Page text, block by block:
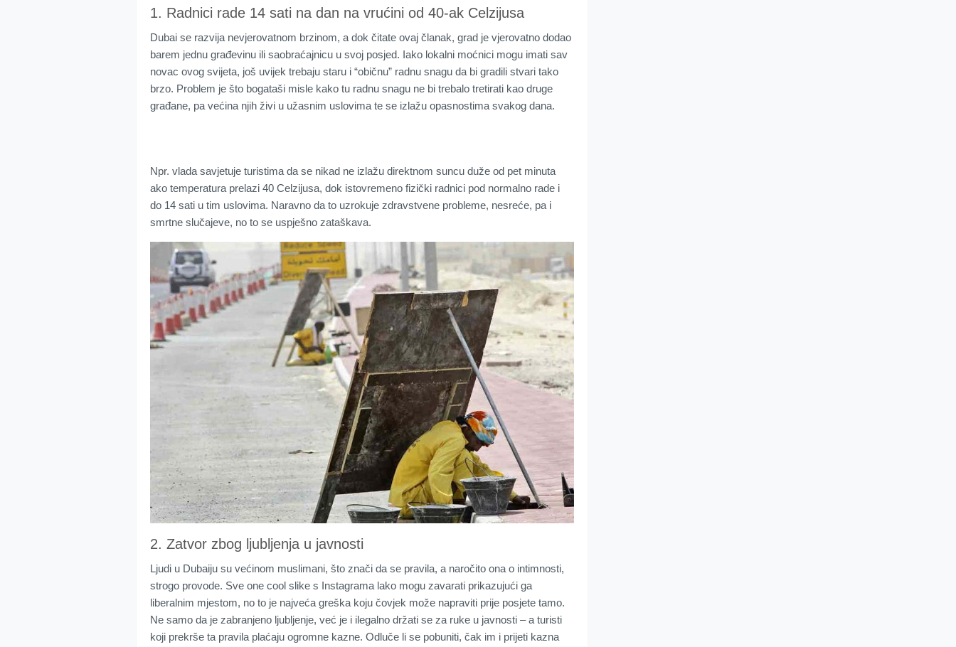
1. Radnici rade 14 sati na dan na vrućini od 40-ak Celzijusa
Dubai se razvija nevjerovatnom brzinom, a dok čitate ovaj članak, grad je vjerovatno dodao
barem jednu građevinu ili saobraćajnicu u svoj posjed. Iako lokalni moćnici mogu imati sav
novac ovog svijeta, još uvijek trebaju staru i “običnu” radnu snagu da bi gradili stvari tako
brzo. Problem je što bogataši misle kako tu radnu snagu ne bi trebalo tretirati kao druge
građane, pa većina njih živi u užasnim uslovima te se izlažu opasnostima svakog dana.
Npr. vlada savjetuje turistima da se nikad ne izlažu direktnom suncu duže od pet minuta
ako temperatura prelazi 40 Celzijusa, dok istovremeno fizički radnici pod normalno rade i
do 14 sati u tim uslovima. Naravno da to uzrokuje zdravstvene probleme, nesreće, pa i
smrtne slučajeve, no to se uspješno zataškava.
2. Zatvor zbog ljubljenja u javnosti
Ljudi u Dubaiju su većinom muslimani, što znači da se pravila, a naročito ona o intimnosti,
strogo provode. Sve one cool slike s Instagrama lako mogu zavarati prikazujući ga
liberalnim mjestom, no to je najveća greška koju čovjek može napraviti prije posjete tamo.
Ne samo da je zabranjeno ljubljenje, već je i ilegalno držati se za ruke u javnosti – a turisti
koji prekrše ta pravila plaćaju ogromne kazne. Odluče li se pobuniti, čak im i prijeti kazna